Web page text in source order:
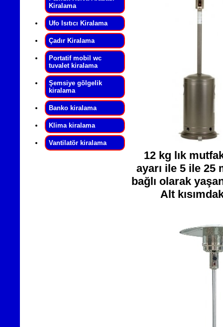
Kiralama
Ufo Isıtıcı Kiralama
Çadır Kiralama
Portatif mobil wc
tuvalet kiralama
Şemsiye gölgelik
kiralama
Banko kiralama
Klima kiralama
Vantilatör kiralama
12 kg lık
ayarı ile 5 ile 25
bağlı olarak
Alt